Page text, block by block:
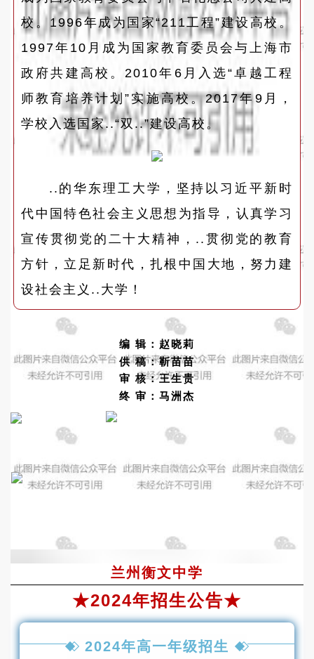
校。1996年成为国家“211工程”建设高校。
1997年10月成为国家教育委员会与上海市
政府共建高校。2010年6月入选“卓越工程
师教育培养计划”实施高校。2017年9月，
学校入选国家..“双..”建设高校。
..的华东理工大学，坚持以习近平新时
代中国特色社会主义思想为指导，认真学习
宣传贯彻党的二十大精神，..贯彻党的教育
方针，立足新时代，扎根中国大地，努力建
设社会主义..大学！
编 辑：赵晓莉
供 稿：靳苗苗
审 核：王生贵
终 审：马洲杰
兰州衡文中学
★2024年招生公告★
2024年高一年级招生